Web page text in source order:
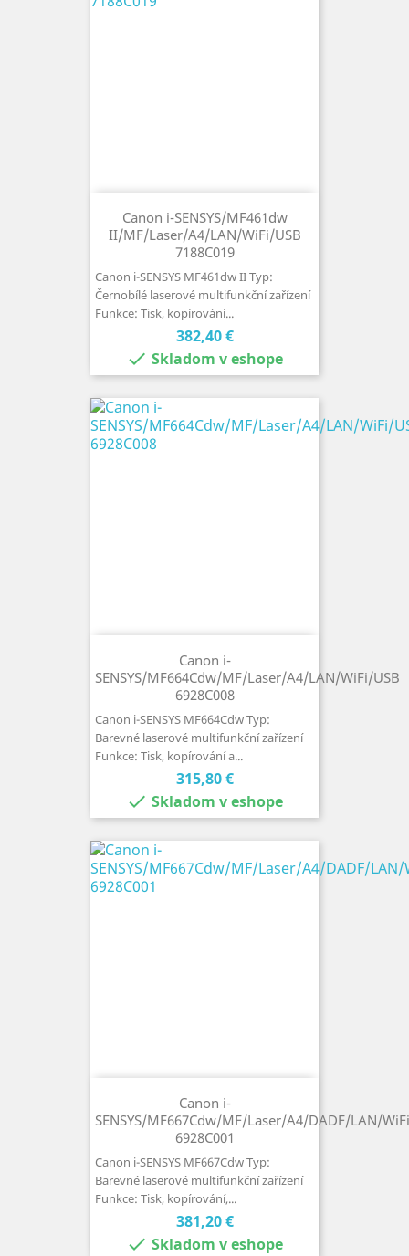
Canon i-SENSYS/MF461dw
II/MF/Laser/A4/LAN/WiFi/USB
7188C019
Canon i-SENSYS MF461dw II Typ:
Černobílé laserové multifunkční zařízení
Funkce: Tisk, kopírování...
Cena
382,40 €
 Skladom v eshope
Canon i-
SENSYS/MF664Cdw/MF/Laser/A4/LAN/WiFi/USB
6928C008
Canon i-SENSYS MF664Cdw Typ:
Barevné laserové multifunkční zařízení
Funkce: Tisk, kopírování a...
Cena
315,80 €
 Skladom v eshope
Canon i-
SENSYS/MF667Cdw/MF/Laser/A4/DADF/LAN/
6928C001
Canon i-SENSYS MF667Cdw Typ:
Barevné laserové multifunkční zařízení
Funkce: Tisk, kopírování,...
Cena
381,20 €
 Skladom v eshope